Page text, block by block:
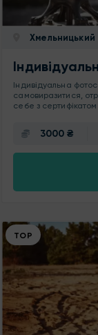
Хмельницький
Індивідуальна
самовиразитися,
себе з
3000 ₴
ТОР